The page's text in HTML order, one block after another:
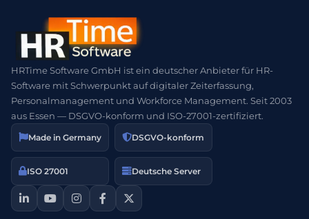
HRTime Software GmbH ist ein deutscher Anbieter für HR-
Software mit Schwerpunkt auf digitaler Zeiterfassung,
Personalmanagement und Workforce Management. Seit 2003
aus Essen — DSGVO-konform und ISO-27001-zertifiziert.
Made in Germany DSGVO-konform
ISO 27001 Deutsche Server